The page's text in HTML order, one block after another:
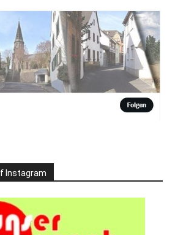
Instagram